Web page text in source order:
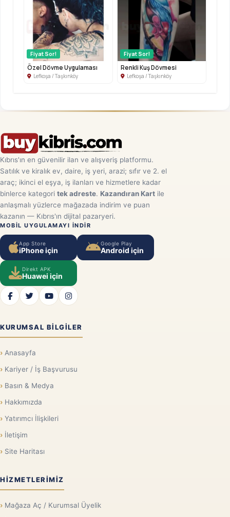
Fiyat Sor!
Özel Dövme Uygulaması
Lefkoşa / Taşkınköy
Fiyat Sor!
Renkli Kuş Dövmesi
Lefkoşa / Taşkınköy
Kıbrıs'ın en güvenilir ilan ve alışveriş platformu.
Satılık ve kiralık ev, daire, iş yeri, arazi; sıfır ve 2. el
araç; ikinci el eşya, iş ilanları ve hizmetlere kadar
binlerce kategori tek adreste. Kazandıran Kart ile
anlaşmalı yüzlerce mağazada indirim ve puan
kazanın — Kıbrıs'ın dijital pazaryeri.
MOBIL UYGULAMAYI INDIR
App Store
iPhone için
Google Play
Android için
Direkt APK
Huawei için
KURUMSAL BILGILER
Anasayfa
Kariyer / İş Başvurusu
Basın & Medya
Hakkımızda
Yatırımcı İlişkileri
İletişim
Site Haritası
HIZMETLERIMIZ
Mağaza Aç / Kurumsal Üyelik